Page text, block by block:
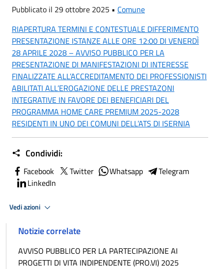
Pubblicato il 29 ottobre 2025 • Comune
RIAPERTURA TERMINI E CONTESTUALE DIFFERIMENTO
PRESENTAZIONE ISTANZE ALLE ORE 12:00 DI VENERDÌ
28 APRILE 2028 – AVVISO PUBBLICO PER LA
PRESENTAZIONE DI MANIFESTAZIONI DI INTERESSE
FINALIZZATE ALL’ACCREDITAMENTO DEI PROFESSIONISTI
ABILITATI ALL’EROGAZIONE DELLE PRESTAZONI
INTEGRATIVE IN FAVORE DEI BENEFICIARI DEL
PROGRAMMA HOME CARE PREMIUM 2025-2028
RESIDENTI IN UNO DEI COMUNI DELL’ATS DI ISERNIA
Condividi:
Facebook Twitter Whatsapp
Telegram
LinkedIn
Vedi azioni
Notizie correlate
AVVISO PUBBLICO PER LA PARTECIPAZIONE AI
PROGETTI DI VITA INDIPENDENTE (PRO.VI) 2025